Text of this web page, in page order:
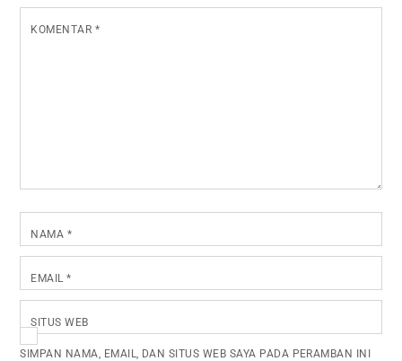
KOMENTAR *
NAMA *
EMAIL*
SITUS WEB
SIMPAN NAMA, EMAIL, DAN SITUS WEB SAYA PADA PERAMBAN INI